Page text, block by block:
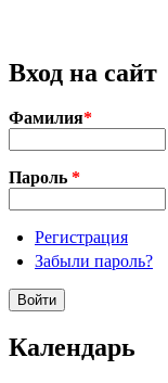
Вход на сайт
Фамилия*
Пароль *
Регистрация
Забыли пароль?
Календарь